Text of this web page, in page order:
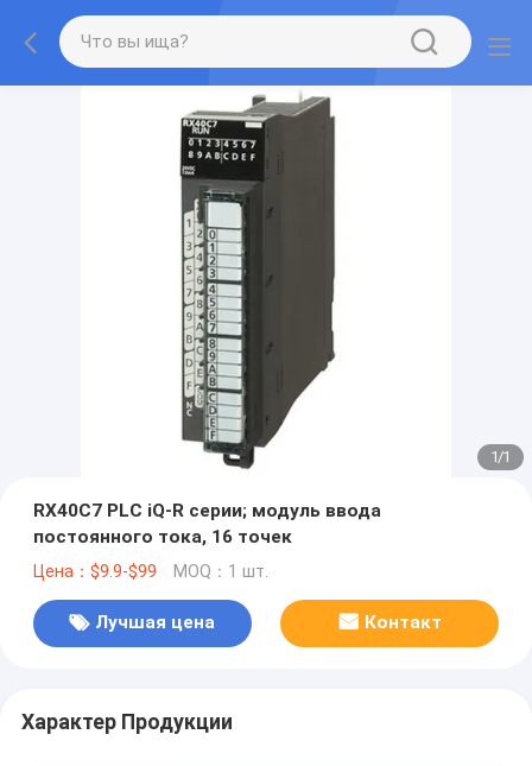
1/1
RX40C7 PLC iQ-R серии; модуль ввода
постоянного тока, 16 точек
Цена：$9.9-$99 MOQ：1 шт.
Лучшая цена Контакт
Характер Продукции